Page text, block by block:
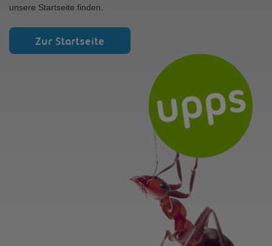
unsere Startseite finden.
Zur Startseite